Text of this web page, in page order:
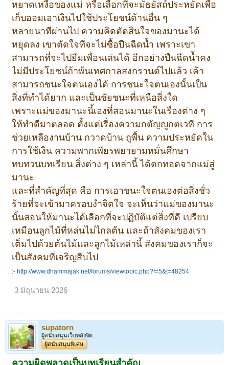
หยาดเหงื่อของแม่ หรือเลือกที่จะมัธยัสถ์ประหยัดเพื่อ
เก็บออมเอาเงินไปใช้ประโยชน์ด้านอื่น ๆ
หลายนาทีผ่านไป ความคิดตัดสินใจของมานะได้
หยุดลง เขาตัดใจที่จะไม่ซื้อปืนฉีดน้ำ เพราะเขา
สามารถที่จะไปยืมเพื่อนเล่นได้ อีกอย่างปืนฉีดน้ำคง
ไม่มีประโยชน์ถ้าพ้นเทศกาลสงกรานต์ไปแล้ว เค้า
สามารถชนะใจตนเองได้ การชนะใจตนเองนั้นเป็น
สิ่งที่ทำได้ยาก และเป็นชัยชนะที่เหนือสิ่งใด
เพราะแม่ของมานะนี้เองที่สอนมานะในเรื่องต่าง ๆ
ให้ทำดีมาตลอด ตั้งแต่เรื่องความกตัญญูกตเวที การ
ช่วยเหลืองานบ้าน กวาดบ้าน ถูพื้น ความประหยัดใน
การใช้เงิน ความพากเพียรพยายามหมั่นศึกษา
ทบทวนบทเรียน สิ่งต่าง ๆ เหล่านี้ ได้ตกทอดจากแม่สู่
มานะ
และที่สำคัญที่สุด คือ การเอาชนะใจตนเองต่อสิ่งชั่ว
ร้ายที่จะเข้ามาครอบงำจิตใจ จะเห็นว่าแม่ของมานะ
นั้นสอนให้มานะได้เลือกที่จะปฏิบัติแต่สิ่งที่ดี เปรียบ
เหมือนลูกไม้ที่หล่นไม่ไกลต้น และถ้าสังคมของเรา
เต็มไปด้วยต้นไม้และลูกไม้เหล่านี้ สังคมของเราก็จะ
เป็นสังคมที่เจริญสืบไป
:-http://www.dhammajak.net/forums/viewtopic.php?f=5&t=48254
3 มิถุนายน 2026
supatorn
ผู้สนับสนุนเว็บพลังจิต
ผู้สนับสนุนพิเศษ
ความผิดพลาดเป็นบทเรียนสำคัญ